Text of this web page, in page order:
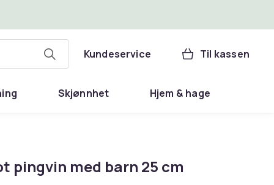
Kundeservice Til kassen
Skjønnhet Hjem & hage
pingvin med barn 25 cm